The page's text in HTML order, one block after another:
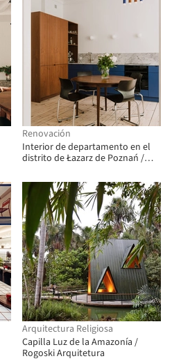
Renovación
Interior de departamento en el
distrito de Łazarz de Poznań /
Arquitectura Religiosa
Capilla Luz de la Amazonía /
Rogoski Arquitetura